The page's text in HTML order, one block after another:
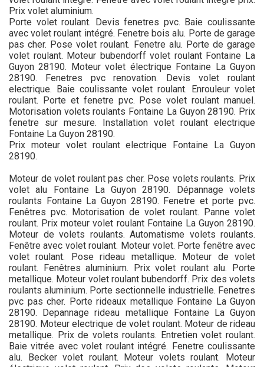
Prix volet aluminium.
Porte volet roulant. Devis fenetres pvc. Baie coulissante
avec volet roulant intégré. Fenetre bois alu. Porte de garage
pas cher. Pose volet roulant. Fenetre alu. Porte de garage
volet roulant. Moteur bubendorff volet roulant Fontaine La
Guyon 28190. Moteur volet électrique Fontaine La Guyon
28190. Fenetres pvc renovation. Devis volet roulant
electrique. Baie coulissante volet roulant. Enrouleur volet
roulant. Porte et fenetre pvc. Pose volet roulant manuel.
Motorisation volets roulants Fontaine La Guyon 28190. Prix
fenetre sur mesure. Installation volet roulant electrique
Fontaine La Guyon 28190.
Prix moteur volet roulant electrique Fontaine La Guyon
28190.
Moteur de volet roulant pas cher. Pose volets roulants. Prix
volet alu Fontaine La Guyon 28190. Dépannage volets
roulants Fontaine La Guyon 28190. Fenetre et porte pvc.
Fenêtres pvc. Motorisation de volet roulant. Panne volet
roulant. Prix moteur volet roulant Fontaine La Guyon 28190.
Moteur de volets roulants. Automatisme volets roulants.
Fenêtre avec volet roulant. Moteur volet. Porte fenêtre avec
volet roulant. Pose rideau metallique. Moteur de volet
roulant. Fenêtres aluminium. Prix volet roulant alu. Porte
metallique. Moteur volet roulant bubendorff. Prix des volets
roulants aluminium. Porte sectionnelle industrielle. Fenetres
pvc pas cher. Porte rideaux metallique Fontaine La Guyon
28190. Depannage rideau metallique Fontaine La Guyon
28190. Moteur electrique de volet roulant. Moteur de rideau
metallique. Prix de volets roulants. Entretien volet roulant.
Baie vitrée avec volet roulant intégré. Fenetre coulissante
alu. Becker volet roulant. Moteur volets roulant. Moteur